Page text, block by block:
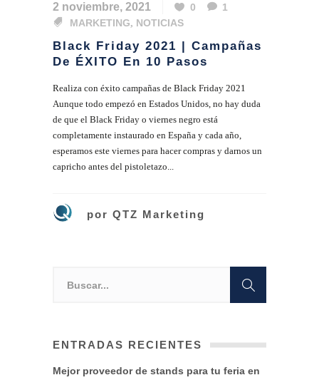
2 noviembre, 2021 0
1
MARKETING, NOTICIAS
Black Friday 2021 | Campañas
De ÉXITO En 10 Pasos
Realiza con éxito campañas de Black Friday 2021
Aunque todo empezó en Estados Unidos, no hay duda
de que el Black Friday o viernes negro está
completamente instaurado en España y cada año,
esperamos este viernes para hacer compras y darnos un
capricho antes del pistoletazo...
por QTZ Marketing
ENTRADAS RECIENTES
Mejor proveedor de stands para tu feria en